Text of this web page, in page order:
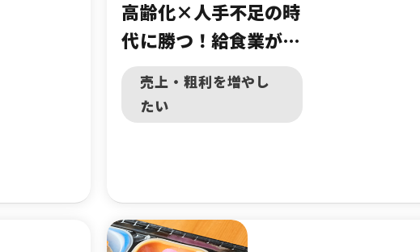
高齢化×人手不足の時
代に勝つ！給食業が今
すぐ取り組むべきセン
トラルキッチン代行事
業とは？
売上・粗利を増やし
たい